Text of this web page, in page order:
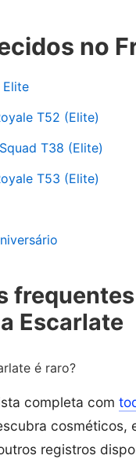
no
T52 (Elite)
T38 (Elite)
T53 (Elite)
Escarlate
é raro?
completa com
cosméticos,
registros